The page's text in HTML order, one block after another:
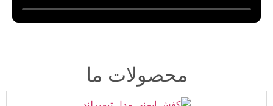
محصولات ما